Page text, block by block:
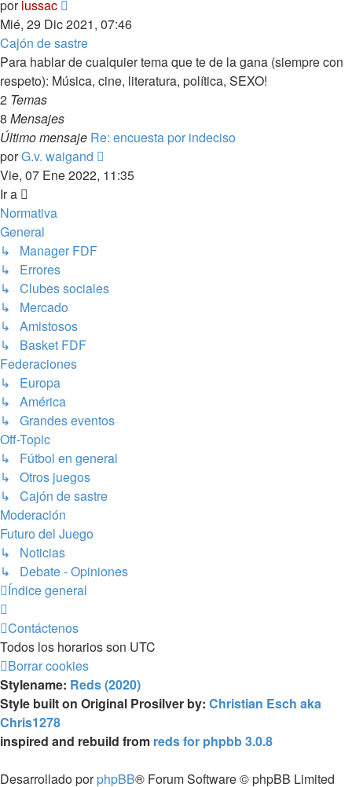
porlussac
último
mensaje
Mié, 29 Dic 2021, 07:46
Cajón de sastre
Para hablar de cualquier tema que te de la gana (siempre con
respeto): Música, cine, literatura, política, SEXO!
2 Temas
8 Mensajes
Último mensaje Re: encuesta por indeciso
porG.v. waigand
último
Vie, 07 Ene 2022, 11:35
Ir a
Normativa
General
↳ Manager FDF
↳ Errores
↳ Clubes sociales
↳ Mercado
↳ Amistosos
↳ Basket FDF
Federaciones
↳ Europa
↳ América
↳ Grandes eventos
Off-Topic
↳ Fútbol en general
↳ Otros juegos
↳ Cajón de sastre
Moderación
Futuro del Juego
↳ Noticias
↳ Debate - Opiniones
Índice general
Contáctenos
Todos los horarios son UTC
Borrar cookies
Stylename: Reds (2020)
Style built on Original Prosilver by: Christian Esch aka
Chris1278
inspired and rebuild from reds for phpbb 3.0.8
Desarrollado porphpBB® Forum Software © phpBB Limited